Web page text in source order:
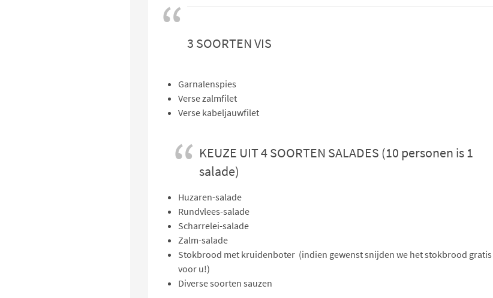
3 SOORTEN VIS
Garnalenspies
Verse zalmfilet
Verse kabeljauwfilet
KEUZE UIT 4 SOORTEN SALADES (10 personen is 1
salade)
Huzaren-salade
Rundvlees-salade
Scharrelei-salade
Zalm-salade
Stokbrood met kruidenboter (indien gewenst snijden we het stokbrood gratis
voor u!)
Diverse soorten sauzen